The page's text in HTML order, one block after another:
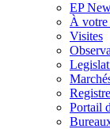
EP
À votre
Visites
Registre
Portail